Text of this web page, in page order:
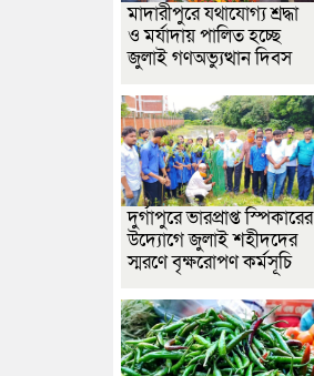
মাদারীপুরে যথাযোগ্য শ্রদ্ধা
ও মর্যাদায় পালিত হচ্ছে
জুলাই গণঅভ্যুত্থান দিবস
দুর্গাপুরে ভারপ্রাপ্ত স্পিকারের
উদ্যোগে জুলাই শহীদদের
স্মরণে বৃক্ষরোপণ কর্মসূচি